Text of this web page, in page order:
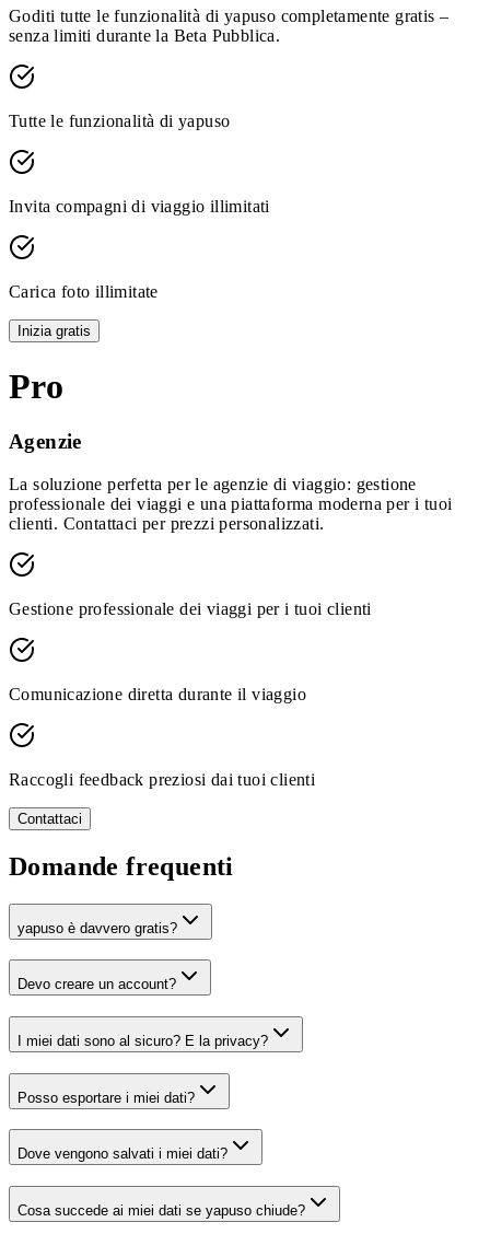
Goditi tutte le funzionalità di yapuso completamente gratis –
senza limiti durante la Beta Pubblica.
Tutte le funzionalità di yapuso
Invita compagni di viaggio illimitati
Carica foto illimitate
Inizia gratis
Pro
Agenzie
La soluzione perfetta per le agenzie di viaggio: gestione
professionale dei viaggi e una piattaforma moderna per i tuoi
clienti. Contattaci per prezzi personalizzati.
Gestione professionale dei viaggi per i tuoi clienti
Comunicazione diretta durante il viaggio
Raccogli feedback preziosi dai tuoi clienti
Contattaci
Domande frequenti
yapuso è davvero gratis?
Devo creare un account?
I miei dati sono al sicuro? E la privacy?
Posso esportare i miei dati?
Dove vengono salvati i miei dati?
Cosa succede ai miei dati se yapuso chiude?